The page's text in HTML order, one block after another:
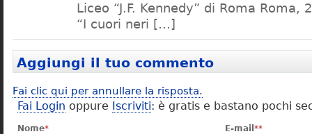
Liceo “J.F. Kennedy” di Roma Roma,
“I cuori neri […]
Aggiungi il tuo commento
Fai clic qui per annullare la risposta.
Fai Login oppure Iscriviti: è gratis e bastano pochi
Nome* E-mail **